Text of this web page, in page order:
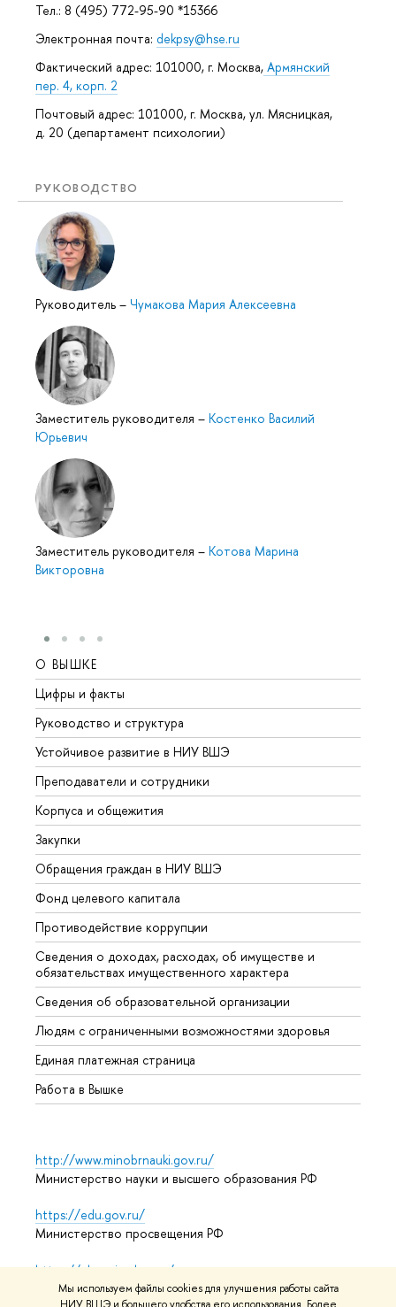
Мы используем файлы cookies для улучшения работы сайта
Тел.: 8 (495) 772-95-90 *15366
Электронная почта: dekpsy@hse.ru
Фактический адрес: 101000, г. Москва, Армянский
пер. 4, корп. 2
Почтовый адрес: 101000, г. Москва, ул. Мясницкая,
д. 20 (департамент психологии)
РУКОВОДСТВО
Руководитель – Чумакова Мария Алексеевна
Заместитель руководителя – Костенко Василий
Юрьевич
Заместитель руководителя – Котова Марина
Викторовна
О ВЫШКЕ
Цифры и факты
Руководство и структура
Устойчивое развитие в НИУ ВШЭ
Преподаватели и сотрудники
Корпуса и общежития
Закупки
Обращения граждан в НИУ ВШЭ
Фонд целевого капитала
Противодействие коррупции
Сведения о доходах, расходах, об имуществе и
обязательствах имущественного характера
Сведения об образовательной организации
Людям с ограниченными возможностями здоровья
Единая платежная страница
Работа в Вышке
http://www.minobrnauki.gov.ru/
Министерство науки и высшего образования РФ
https://edu.gov.ru/
Министерство просвещения РФ
https://elearning.hse.ru/mooc
Массовые открытые онлайн-курсы